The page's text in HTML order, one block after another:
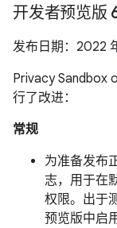
开发者预览版
发布日期：2022
Privacy Sandbox
行了改进：
常规
为准备发布
志，用于在
权限。出于
预览版中启